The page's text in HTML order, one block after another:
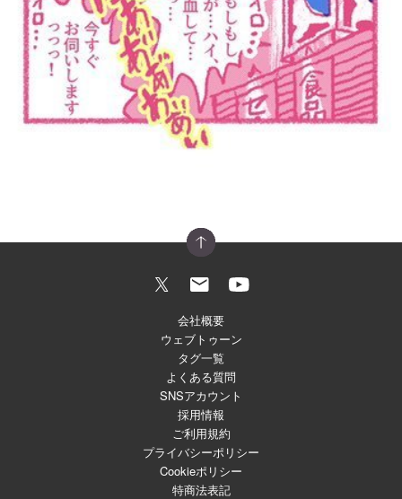
会社概要
ウェブトゥーン
タグ一覧
よくある質問
SNSアカウント
採用情報
ご利用規約
プライバシーポリシー
Cookieポリシー
特商法表記